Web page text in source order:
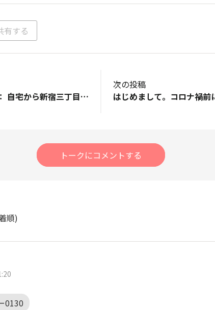
有する
◼️いつ : 本日 ◼️どこを ： 自宅から新宿三丁目 ◼️トレーニングの感想 : 今日もまだ膝の違和感があり、ランはやめて速歩にし、中野区役所へ期日前投票を行うついでに新宿IKEAへ！ やはり10kは速歩にしても足に来ますね😅 とりあえずハーフへ来週にお預けです。 ◼️OHANAの皆さんに一言 ; 皆さんの投稿が励みになります。今後とも宜しくお願いします、、
次の投稿
トークにコメントする
順)
0130